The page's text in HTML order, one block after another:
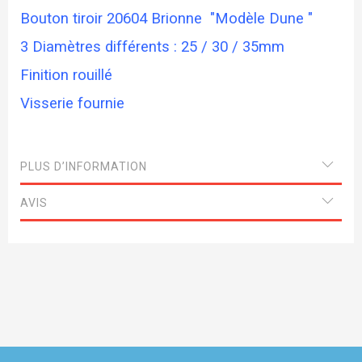
Bouton tiroir 20604 Brionne "Modèle Dune "
3 Diamètres différents : 25 / 30 / 35mm
Finition rouillé
Visserie fournie
PLUS D’INFORMATION
AVIS